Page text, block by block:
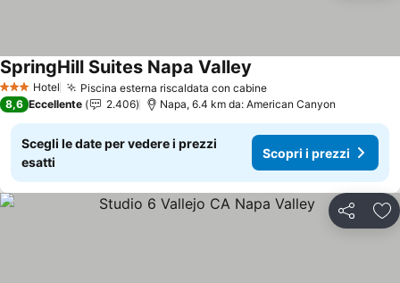
3 StelleHotel Piscina esterna riscaldata con cabine
SpringHill Suites Napa Valley
8,6 Eccellente 2.406 Napa, 6.4 km da: American Canyon
Scegli le date per vedere i prezzi
esatti
Scopri i prezzi
Condividi